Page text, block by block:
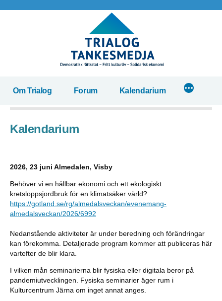
till
Om Trialog Forum Kalendarium
Kalendarium
2026, 23 juni Almedalen, Visby
Behöver vi en hållbar ekonomi och ett ekologiskt
kretsloppsjordbruk för en klimatsäker värld?
https://gotland.se/rg/almedalsveckan/evenemang-
almedalsveckan/2026/6992
Nedanstående aktiviteter är under beredning och förändringar
kan förekomma. Detaljerade program kommer att publiceras här
vartefter de blir klara.
I vilken mån seminarierna blir fysiska eller digitala beror på
pandemiutvecklingen. Fysiska seminarier äger rum i
Kulturcentrum Järna om inget annat anges.